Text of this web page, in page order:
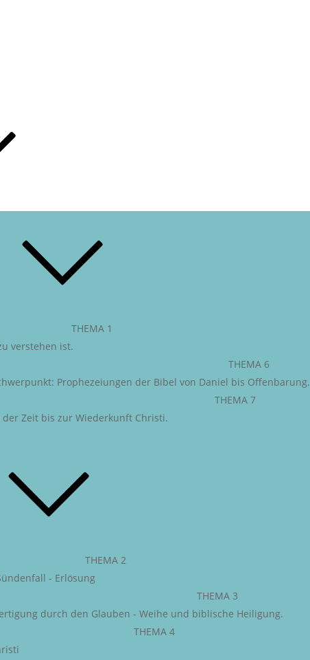
THEMA 1
verstehen ist.
THEMA 6
Prophezeiungen der Bibel von Daniel bis Offenbarung.
THEMA 7
Zeit bis zur Wiederkunft Christi.
THEMA 2
- Erlösung
THEMA 3
durch den Glauben - Weihe und biblische Heiligung.
THEMA 4